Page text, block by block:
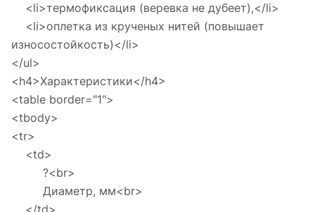
<li>термофиксация (веревка не дубеет),</li>
<li>оплетка из крученых нитей (повышает
износостойкость)</li>
</ul>
<h4>Характеристики</h4>
<table border="1">
<tbody>
<tr>
<td>
?<br>
Диаметр, мм<br>